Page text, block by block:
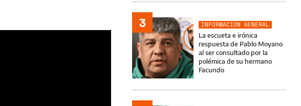
3
INFORMACIÓN GENERAL
La escueta e irónica
respuesta de Pablo Moyano
al ser consultado por la
polémica de su hermano
Facundo